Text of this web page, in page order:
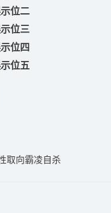
位二
位三
位四
位五
取向霸凌自杀